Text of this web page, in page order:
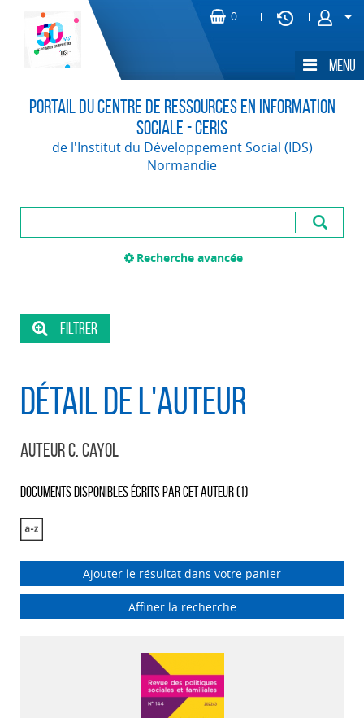
Portail du Centre de Ressources en Information
Sociale - CERIS
de l'Institut du Développement Social (IDS)
Normandie
Recherche avancée
Détail de l'auteur
Auteur C. Cayol
Documents disponibles écrits par cet auteur (1)
Ajouter le résultat dans votre panier
Affiner la recherche